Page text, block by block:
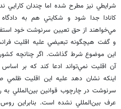
شرايطي نيز مطرح شده اما چندان
كانادا جدا شود و شكايتي هم به
مي‌خواهند از حق تعيين سرنوشت خود
و گفت هيچگونه تبعيضي عليه اقليت
اين موضوع شرط گذاشت. اگر چنانچه
آن اقليت نمي‌تواند ادعا كند كه بر
اينكه نشان دهد عليه اين اقليت
سرنوشت در چارچوب قوانين بين‌المللي
عرف بين‌المللي نشده است. بنابراين